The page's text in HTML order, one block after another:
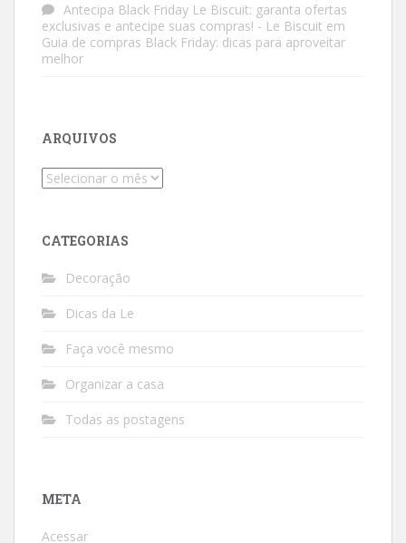
Antecipa Black Friday Le Biscuit: garanta ofertas
exclusivas e antecipe suas compras! - Le Biscuit em
Guia de compras Black Friday: dicas para aproveitar
melhor
ARQUIVOS
Arquivos
CATEGORIAS
Decoração
Dicas da Le
Faça você mesmo
Organizar a casa
Todas as postagens
META
Acessar